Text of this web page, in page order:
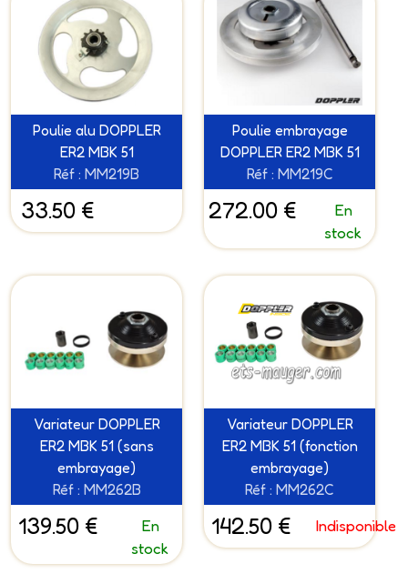
Poulie alu DOPPLER
ER2 MBK 51
Réf : MM219B
33.50 €
Poulie embrayage
DOPPLER ER2 MBK 51
Réf : MM219C
272.00 €
En
stock
Variateur DOPPLER
ER2 MBK 51 (sans
embrayage)
Réf : MM262B
139.50 €
En
stock
Variateur DOPPLER
ER2 MBK 51 (fonction
embrayage)
Réf : MM262C
142.50 € Indisponible